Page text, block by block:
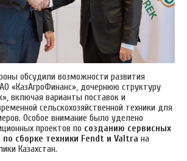
обсудили возможности развития
«КазАгроФинанс», дочернюю структуру
включая варианты поставок и
сельскохозяйственной техники для
Особое внимание было уделено
проектов по созданию сервисных
сборке техники Fendt и Valtra на
Казахстан.